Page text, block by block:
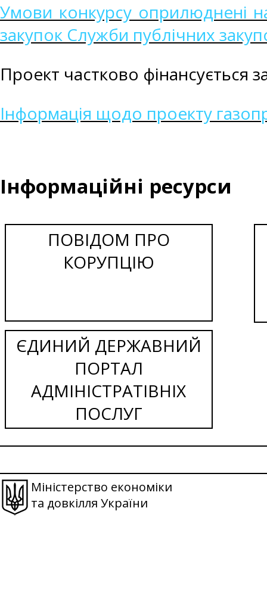
Умови конкурсу оприлюднені
закупок Служби публічних
Проект частково
Інформація щодо проекту
Інформаційні ресурси
ПОВІДОМ ПРО
КОРУПЦІЮ
ЄДИНИЙ ДЕРЖАВНИЙ
ПОРТАЛ
АДМІНІСТРАТІВНІХ
ПОСЛУГ
Міністерство економіки
та довкілля України